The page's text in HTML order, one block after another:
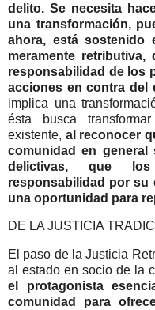
delito. Se necesita
una transformación,
ahora, está sostenido
meramente
responsabilidad de los
acciones en contra del
implica una
ésta busca
existente, al reconocer
comunidad en
delictivas, que
responsabilidad por su
una oportunidad para
DE LA JUSTICIA
El paso de la Justicia
al estado en socio de la
el protagonista
comunidad para